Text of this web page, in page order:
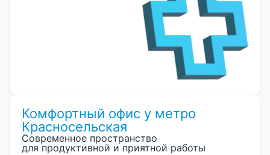
Комфортный офис у метро
Красносельская
Современное пространство
для продуктивной и приятной работы